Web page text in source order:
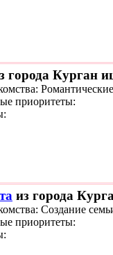
города Курган
приоритеты:
из города
Создание
приоритеты: